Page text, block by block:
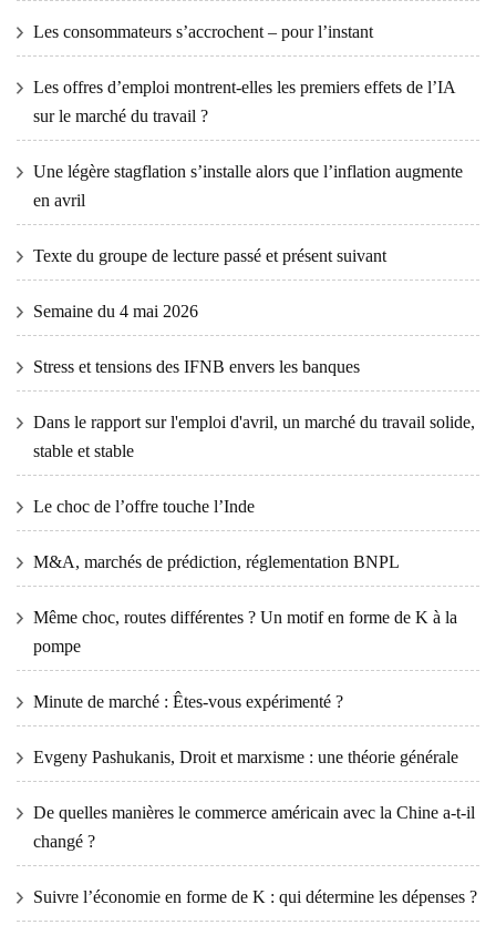
Les consommateurs s’accrochent – ​​pour l’instant
Les offres d’emploi montrent-elles les premiers effets de l’IA
sur le marché du travail ?
Une légère stagflation s’installe alors que l’inflation augmente
en avril
Texte du groupe de lecture passé et présent suivant
Semaine du 4 mai 2026
Stress et tensions des IFNB envers les banques
Dans le rapport sur l'emploi d'avril, un marché du travail solide,
stable et stable
Le choc de l’offre touche l’Inde
M&A, marchés de prédiction, réglementation BNPL
Même choc, routes différentes ? Un motif en forme de K à la
pompe
Minute de marché : Êtes-vous expérimenté ?
Evgeny Pashukanis, Droit et marxisme : une théorie générale
De quelles manières le commerce américain avec la Chine a-t-il
changé ?
Suivre l’économie en forme de K : qui détermine les dépenses ?